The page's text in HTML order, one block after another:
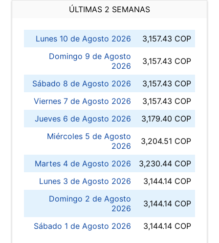
ÚLTIMAS 2 SEMANAS
Lunes 10 de Agosto 2026
3,157.43 COP
Domingo 9 de Agosto
2026
3,157.43 COP
Sábado 8 de Agosto 2026
3,157.43 COP
Viernes 7 de Agosto 2026
3,157.43 COP
Jueves 6 de Agosto 2026
3,179.40 COP
Miércoles 5 de Agosto
2026
3,204.51 COP
Martes 4 de Agosto 2026
3,230.44 COP
Lunes 3 de Agosto 2026
3,144.14 COP
Domingo 2 de Agosto
2026
3,144.14 COP
Sábado 1 de Agosto 2026 3,144.14 COP